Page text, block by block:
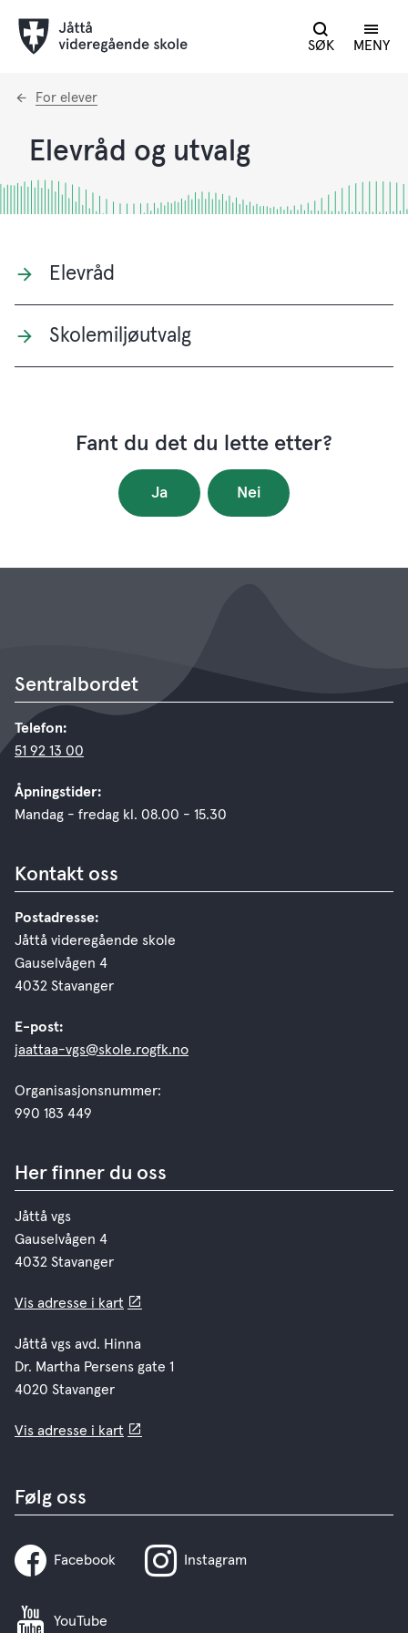
SØK MENY
Du
For elever
Elevråd og utvalg
Elevråd
Skolemiljøutvalg
Fant du det du lette etter?
Ja Nei
Sentralbordet
Telefon:
51 92 13 00
Åpningstider:
Mandag - fredag kl. 08.00 - 15.30
Kontakt oss
Postadresse:
Jåttå videregående skole
Gauselvågen 4
4032 Stavanger
E-post:
jaattaa-vgs@skole.rogfk.no
Organisasjonsnummer:
990 183 449
Her finner du oss
Jåttå vgs
Gauselvågen 4
4032 Stavanger
Vis adresse i kart
Jåttå vgs avd. Hinna
Dr. Martha Persens gate 1
4020 Stavanger
Vis adresse i kart
Følg oss
Facebook Instagram
YouTube